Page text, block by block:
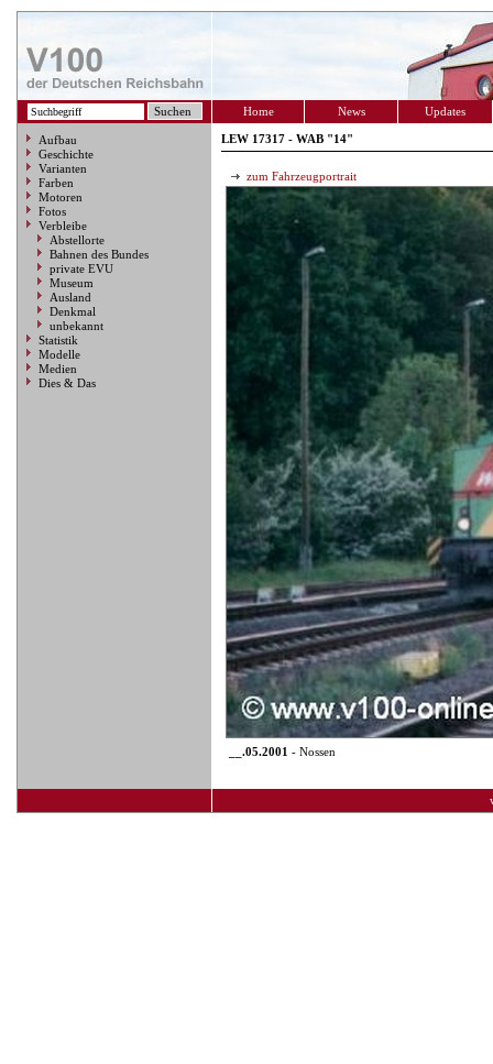
Home News Updates
Aufbau
Geschichte
Varianten
Farben
Motoren
Fotos
Verbleibe
Abstellorte
Bahnen des Bundes
private EVU
Museum
Ausland
Denkmal
unbekannt
Statistik
Modelle
Medien
Dies & Das
LEW 17317 - WAB "14"
zum Fahrzeugportrait
__.05.2001 - Nossen